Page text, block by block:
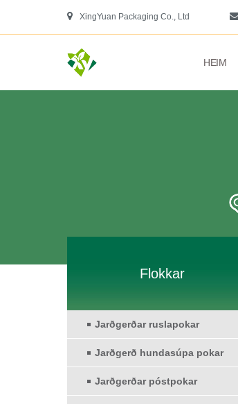
XingYuan Packaging Co., Ltd
HEIM
Flokkar
Jarðgerðar ruslapokar
Jarðgerð hundasúpa pokar
Jarðgerðar póstpokar